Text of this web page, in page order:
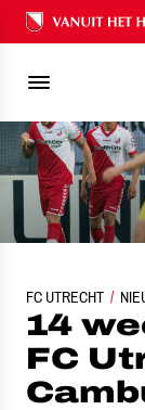
Ons nalatenschap
FC UTRECHT
14
FC